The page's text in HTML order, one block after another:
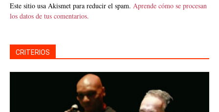
Este sitio usa Akismet para reducir el spam. Aprende cómo se procesan
los datos de tus comentarios.
CRITERIOS